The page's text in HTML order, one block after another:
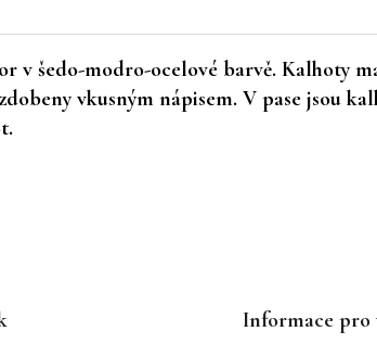
v šedo-modro-ocelové barvě. Kalhoty
vkusným nápisem. V pase jsou
Informace pro